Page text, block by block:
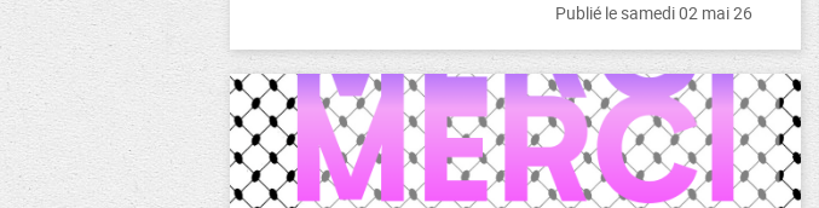
Publié le samedi 02 mai 26